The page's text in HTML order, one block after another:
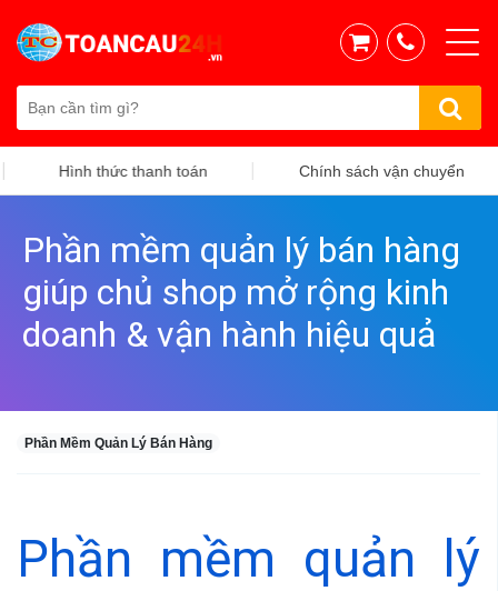
Hình thức thanh toán Chính sách vận chuyển
Phần mềm quản lý bán hàng
giúp chủ shop mở rộng kinh
doanh & vận hành hiệu quả
Phần Mềm Quản Lý Bán Hàng
Phần mềm quản lý